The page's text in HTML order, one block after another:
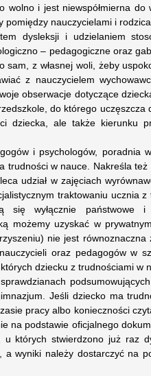
wolno i jest niewspółmierna
pomiędzy nauczycielami i
dysleksji i udzielaniem
– pedagogiczne oraz
sam, z własnej woli, żeby
z nauczycielem
obserwacje dotyczące
do którego
dziecka, ale także kierunku
i psychologów, poradnia
trudności w nauce. Nakreśla
udział w zajęciach
traktowaniu ucznia
się wyłącznie państwowe
możemy uzyskać w
nie jest
oraz pedagogów w
dziecku z trudnościami
Jeśli dziecko ma
pracy albo konieczności
na podstawie oficjalnego
u których stwierdzono już raz
a wyniki należy dostarczyć na